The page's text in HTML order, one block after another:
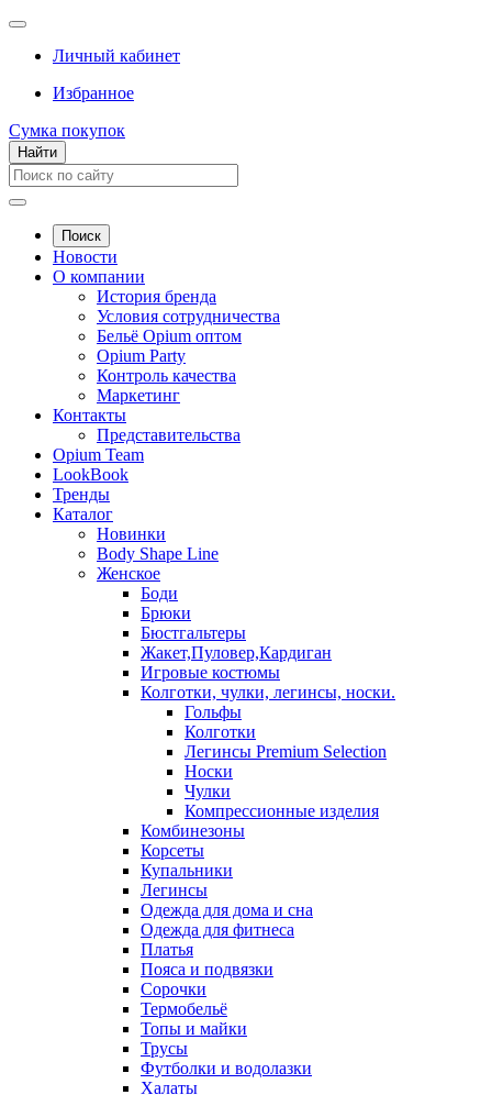
Личный кабинет
Избранное
Сумка покупок
Найти
Поиск
Новости
О компании
История бренда
Условия сотрудничества
Бельё Opium оптом
Opium Party
Контроль качества
Маркетинг
Контакты
Представительства
Opium Team
LookBook
Тренды
Каталог
Новинки
Body Shape Line
Женское
Боди
Брюки
Бюстгальтеры
Жакет,Пуловер,Кардиган
Игровые костюмы
Колготки, чулки, легинсы, носки.
Гольфы
Колготки
Легинсы Premium Selection
Носки
Чулки
Компрессионные изделия
Комбинезоны
Корсеты
Купальники
Легинсы
Одежда для дома и сна
Одежда для фитнеса
Платья
Пояса и подвязки
Сорочки
Термобельё
Топы и майки
Трусы
Футболки и водолазки
Халаты